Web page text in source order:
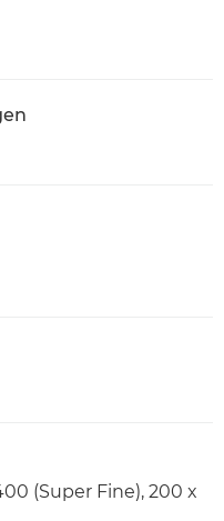
(Super Fine), 200 x